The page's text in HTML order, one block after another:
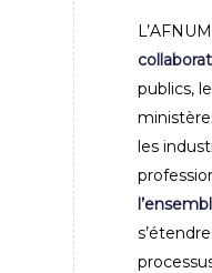
publics,
les